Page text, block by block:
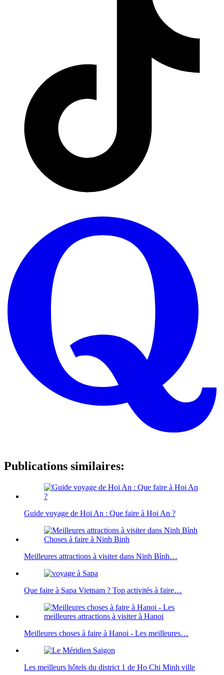
Publications similaires:
Guide voyage de Hoi An : Que faire à Hoi An ?
Meilleures attractions à visiter dans Ninh Bình…
Que faire à Sapa Vietnam ? Top activités à faire…
Meilleures choses à faire à Hanoi - Les meilleures…
Les meilleurs hôtels du district 1 de Ho Chi Minh ville